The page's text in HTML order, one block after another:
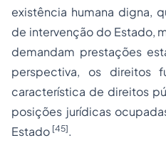
existência humana digna,
de intervenção do Estado,
demandam prestações
perspectiva, os direitos
característica de direitos
posições jurídicas
Estado [45].